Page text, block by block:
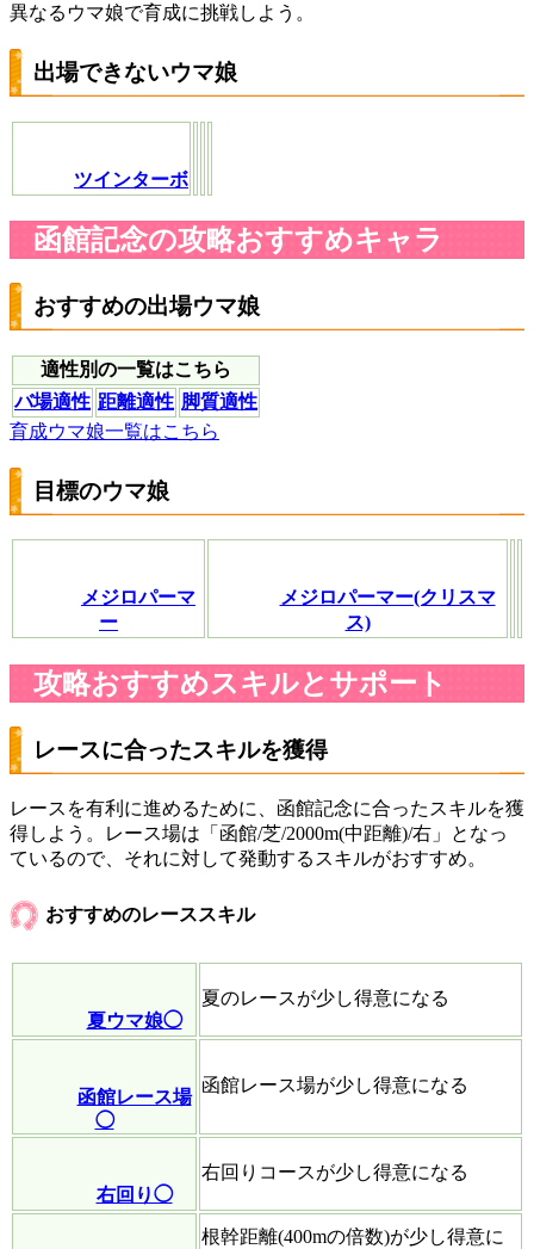
異なるウマ娘で育成に挑戦しよう。
出場できないウマ娘
ツインターボ
函館記念の攻略おすすめキャラ
おすすめの出場ウマ娘
適性別の一覧はこちら
バ場適性 距離適性 脚質適性
育成ウマ娘一覧はこちら
目標のウマ娘
メジロパーマ
ー
メジロパーマー(クリスマ
ス)
攻略おすすめスキルとサポート
レースに合ったスキルを獲得
レースを有利に進めるために、函館記念に合ったスキルを獲
得しよう。レース場は「函館/芝/2000m(中距離)/右」となっ
ているので、それに対して発動するスキルがおすすめ。
おすすめのレーススキル
夏ウマ娘◯
夏のレースが少し得意になる
函館レース場
◯
函館レース場が少し得意になる
右回り◯
右回りコースが少し得意になる
根幹距離(400mの倍数)が少し得意に